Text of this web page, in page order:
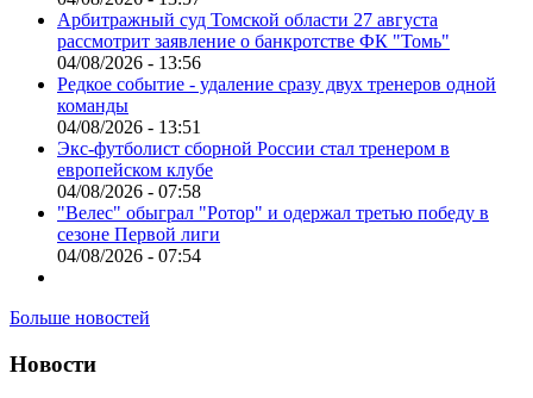
Арбитражный суд Томской области 27 августа
рассмотрит заявление о банкротстве ФК "Томь"
04/08/2026 - 13:56
Редкое событие - удаление сразу двух тренеров одной
команды
04/08/2026 - 13:51
Экс-футболист сборной России стал тренером в
европейском клубе
04/08/2026 - 07:58
"Велес" обыграл "Ротор" и одержал третью победу в
сезоне Первой лиги
04/08/2026 - 07:54
Больше новостей
Новости